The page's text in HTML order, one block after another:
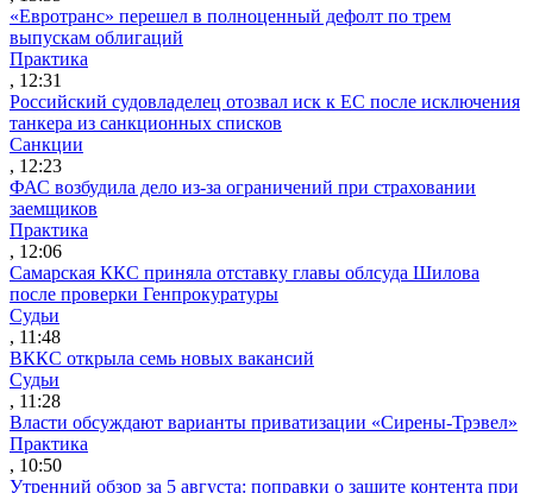
«Евротранс» перешел в полноценный дефолт по трем
выпускам облигаций
Практика
, 12:31
Российский судовладелец отозвал иск к ЕС после исключения
танкера из санкционных списков
Санкции
, 12:23
ФАС возбудила дело из-за ограничений при страховании
заемщиков
Практика
, 12:06
Самарская ККС приняла отставку главы облсуда Шилова
после проверки Генпрокуратуры
Судьи
, 11:48
ВККС открыла семь новых вакансий
Судьи
, 11:28
Власти обсуждают варианты приватизации «Сирены-Трэвел»
Практика
, 10:50
Утренний обзор за 5 августа: поправки о защите контента при